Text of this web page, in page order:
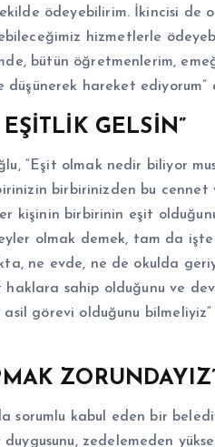
ödeyebilirim. İkincisi de o
hizmetlerle
bütün öğretmenlerim,
düşünerek hareket ediyorum”
GELSİN”
“Eşit olmak nedir biliyor
birbirinizden bu cennet
kişinin birbirinin eşit
olmak demek, tam da
ne evde, ne de okulda
haklara sahip olduğunu ve
görevi olduğunu
sorumlu kabul eden bir
duygusunu, zedelemeden